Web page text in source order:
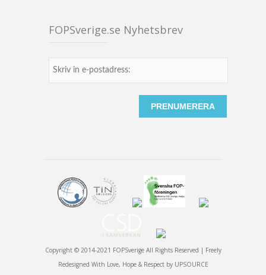
FOPSverige.se Nyhetsbrev
Copyright © 2014-2021 FOPSverige All Rights Reserved | Freely
Redesigned With Love, Hope & Respect by UPSOURCE